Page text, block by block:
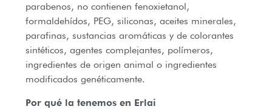
parabenos, no contienen fenoxietanol,
formaldehídos, PEG, siliconas, aceites minerales,
parafinas, sustancias aromáticas y de colorantes
sintéticos, agentes complejantes, polímeros,
ingredientes de origen animal o ingredientes
modificados genéticamente.
Por qué la tenemos en Erlai